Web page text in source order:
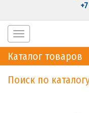
Toggle
navigation
Каталог товаров
Поиск по